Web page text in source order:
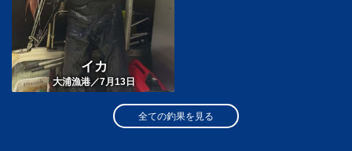
イカ
大浦漁港／7月13日
全ての釣果を見る